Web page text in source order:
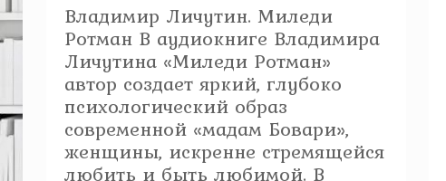
Владимир Личутин. Миледи
Ротман В аудиокниге Владимира
Личутина «Миледи Ротман»
автор создает яркий, глубоко
психологический образ
современной «мадам Бовари»,
женщины, искренне стремящейся
любить и быть любимой. В